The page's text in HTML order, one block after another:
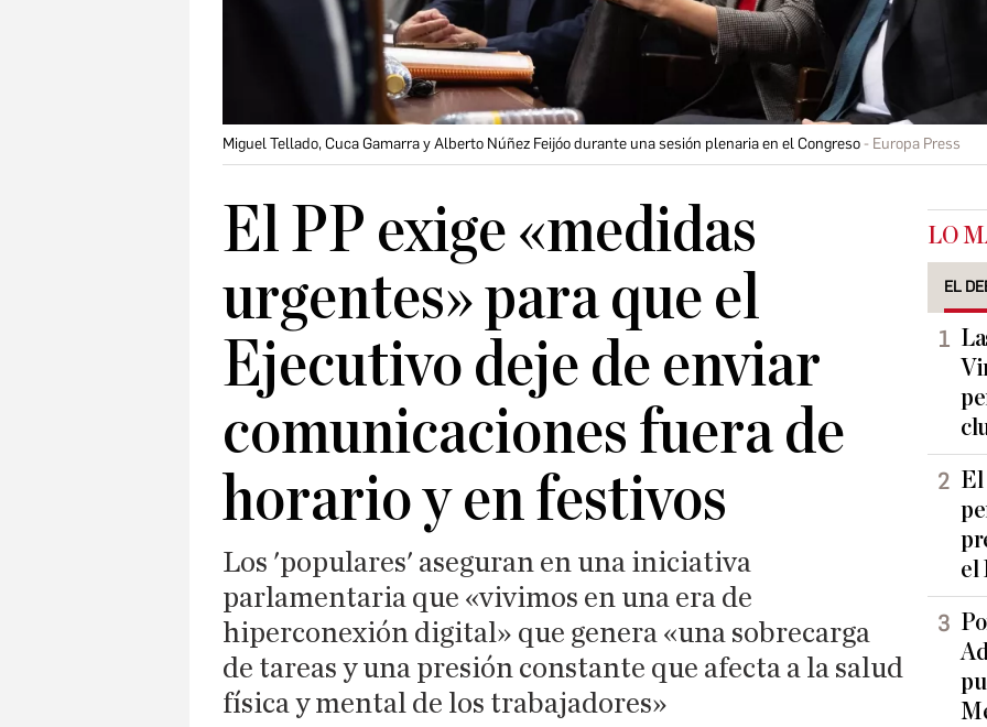
Miguel Tellado, Cuca Gamarra y Alberto Núñez Feijóo durante una sesión plenaria en el Congreso Europa Press
El PP exige «medidas
urgentes» para que el
Ejecutivo deje de enviar
comunicaciones fuera de
horario y en festivos
Los 'populares' aseguran en una iniciativa
parlamentaria que «vivimos en una era de
hiperconexión digital» que genera «una sobrecarga
de tareas y una presión constante que afecta a la salud
física y mental de los trabajadores»
LO
EL
El
el